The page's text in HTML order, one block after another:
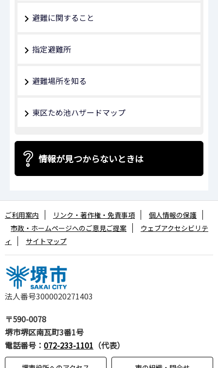
避難に関すること
指定避難所
避難場所を知る
東区ため池ハザードマップ
情報が見つからないときは
法人番号3000020271403
〒590-0078
堺市堺区南瓦町3番1号
電話番号： 072-233-1101 （代表）
ご利用案内 リンク・著作権・免責事項
個人情報の保護
市政・ホームページへのご意見ご提案
ウェブアクセシビリテ
ィ
サイトマップ